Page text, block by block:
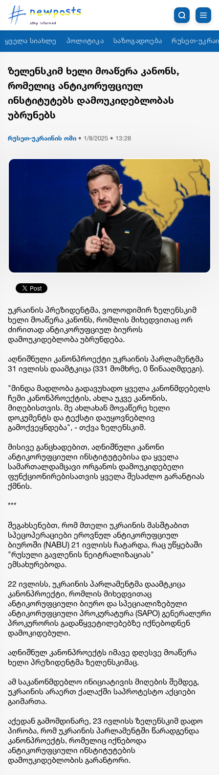
ყველა სიახლე პოლიტიკა საზოგადოება რუსეთ-
ზელენსკიმ ხელი მოაწერა კანონს,
რომელიც ანტიკორუფციულ
ინსტიტუტებს დამოუკიდებლობას
უბრუნებს
რუსეთ-უკრაინის ომი • 1/8/2025 • 13:28
უკრაინის პრეზიდენტმა, ვოლოდიმირ ზელენსკიმ
ხელი მოაწერა კანონს, რომლის მიხედვითაც ორ
ძირითად ანტიკორუფციულ ბიუროს
დამოუკიდებლობა უბრუნდება.
აღნიშნული კანონპროექტი უკრაინის პარლამენტმა
31 ივლისს დაამტკიცა (331 მომხრე, 0 წინააღმდეგი).
"მინდა მადლობა გადავუხადო ყველა კანონმდებელს
ჩემი კანონპროექტის, ახლა უკვე კანონის,
მიღებისთვის. მე ახლახან მოვაწერე ხელი
დოკუმენტს და ტექსტი დაუყოვნებლივ
გამოქვეყნდება", - თქვა ზელენსკიმ.
მისივე განცხადებით, აღნიშნული კანონი
ანტიკორუფციული ინსტიტუტებისა და ყველა
სამართალდამცავი ორგანოს დამოუკიდებელი
ფუნქციონირებისათვის ყველა შესაძლო გარანტიას
ქმნის.
***
შეგახსენებთ, რომ მთელი უკრაინის მასშტაბით
სპეცოპერაციები ეროვნულ ანტიკორუფციულ
ბიუროში (NABU) 21 ივლისს ჩატარდა, რაც უწყებაში
"რუსული გავლენის ნეიტრალიზაციას"
ემსახურებოდა.
22 ივლისს, უკრაინის პარლამენტმა დაამტკიცა
კანონპროექტი, რომლის მიხედვითაც
ანტიკორუფციული ბიურო და სპეციალიზებული
ანტიკორუფციული პროკურატურა (SAPO) გენერალური
პროკურორის გადაწყვეტილებებზე იქნებოდნენ
დამოკიდებული.
აღნიშნულ კანონპროექტს იმავე დღესვე მოაწერა
ხელი პრეზიდენტმა ზელენსკიმაც.
ამ საკანონმდებლო ინიციატივის მიღების შემდეგ,
უკრაინის არაერთ ქალაქში საპროტესტო აქციები
გაიმართა.
აქედან გამომდინარე, 23 ივლისს ზელენსკიმ დადო
პირობა, რომ უკრაინის პარლამენტში წარადგენდა
კანონპროექტს, რომელიც იქნებოდა
ანტიკორუფციული ინსტიტუტების
დამოუკიდებლობის გარანტორი.